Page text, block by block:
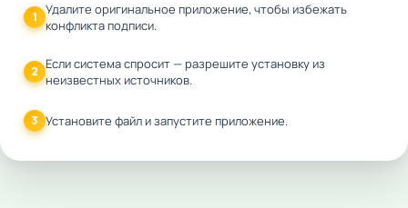
1 Удалите оригинальное приложение, чтобы избежать
конфликта подписи.
2 Если система спросит — разрешите установку из
неизвестных источников.
3 Установите файл и запустите приложение.